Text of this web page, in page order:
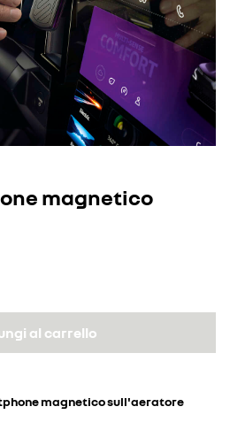
magnetico
al carrello
magnetico sull'aeratore